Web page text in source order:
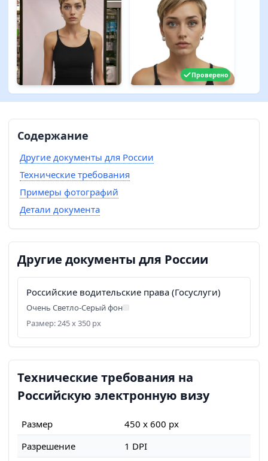
Проверено
Содержание
Другие документы для России
Технические требования
Примеры фотографий
Детали документа
Другие документы для России
Российские водительские права (Госуслуги)
Очень Светло-Серый фон
Размер: 245 x 350 px
Технические требования на
Российскую электронную визу
Размер
450 x 600 px
Разрешение
1 DPI